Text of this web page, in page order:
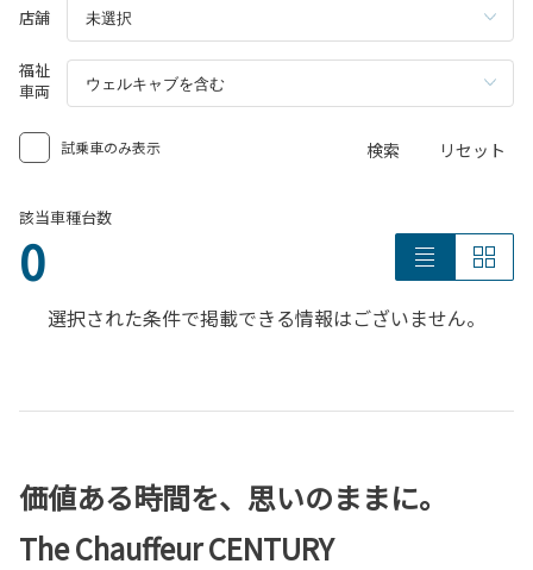
店舗
福祉
車両
試乗車のみ表示 検索 リセット
該当車種台数
0
選択された条件で掲載できる情報はございません。
価値ある時間を、思いのままに。
The Chauffeur CENTURY